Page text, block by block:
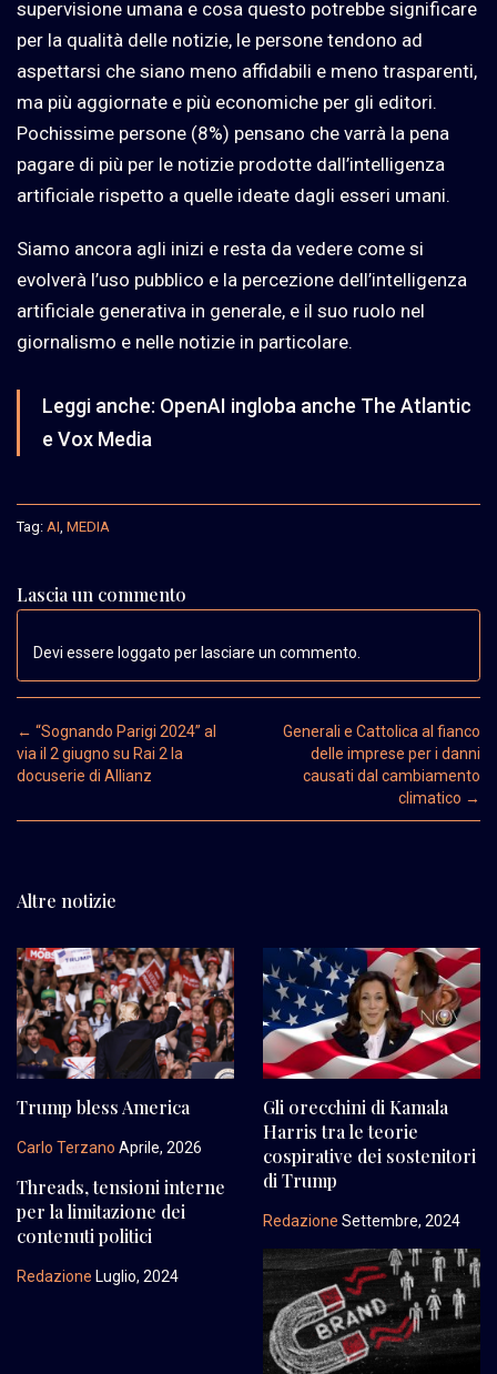
supervisione umana e cosa questo potrebbe significare
per la qualità delle notizie, le persone tendono ad
aspettarsi che siano meno affidabili e meno trasparenti,
ma più aggiornate e più economiche per gli editori.
Pochissime persone (8%) pensano che varrà la pena
pagare di più per le notizie prodotte dall’intelligenza
artificiale rispetto a quelle ideate dagli esseri umani.
Siamo ancora agli inizi e resta da vedere come si
evolverà l’uso pubblico e la percezione dell’intelligenza
artificiale generativa in generale, e il suo ruolo nel
giornalismo e nelle notizie in particolare.
Leggi anche: OpenAI ingloba anche The Atlantic
e Vox Media
Tag: AI, MEDIA
Lascia un commento
Devi essere loggato per lasciare un commento.
Post navigation
← “Sognando Parigi 2024” al
via il 2 giugno su Rai 2 la
docuserie di Allianz
Generali e Cattolica al fianco
delle imprese per i danni
causati dal cambiamento
climatico →
Altre notizie
Trump bless America
Carlo Terzano Aprile, 2026
Gli orecchini di Kamala
Harris tra le teorie
cospirative dei sostenitori
di Trump
Redazione Settembre, 2024
Threads, tensioni interne
per la limitazione dei
contenuti politici
Redazione Luglio, 2024